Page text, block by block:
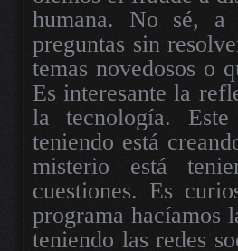
humana. No sé, a
preguntas sin
temas novedosos o
Es interesante la
la tecnología.
teniendo está
misterio está
cuestiones. Es
programa hacíamos
teniendo las redes